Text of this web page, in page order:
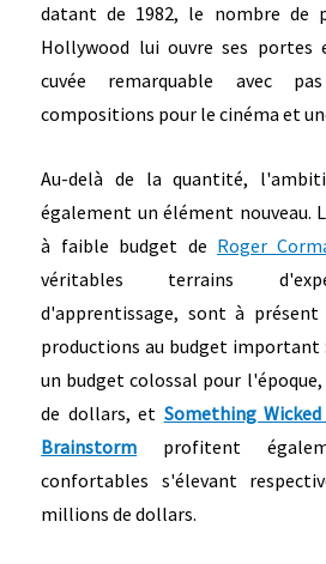
datant de 1982, le nombre de
Hollywood lui ouvre ses portes
cuvée remarquable avec
compositions pour le cinéma et
Au-delà de la quantité,
également un élément nouveau.
à faible budget de Roger
véritables terrains
d'apprentissage, sont à présent
productions au budget important :
un budget colossal pour
de dollars, et Something
Brainstorm profitent
confortables s'élevant
millions de dollars.